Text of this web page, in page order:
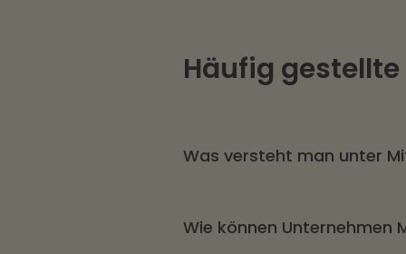
Häufig gestellte
Was versteht man unter
Mitarbeitende sind,
Wie können